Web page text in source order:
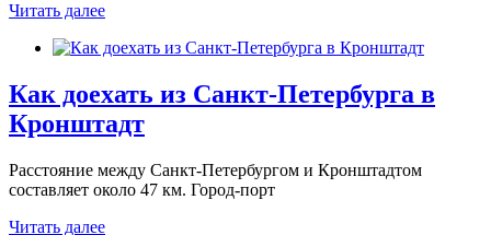
Читать далее
Как доехать из Санкт-Петербурга в
Кронштадт
Расстояние между Санкт-Петербургом и Кронштадтом
составляет около 47 км. Город-порт
Читать далее